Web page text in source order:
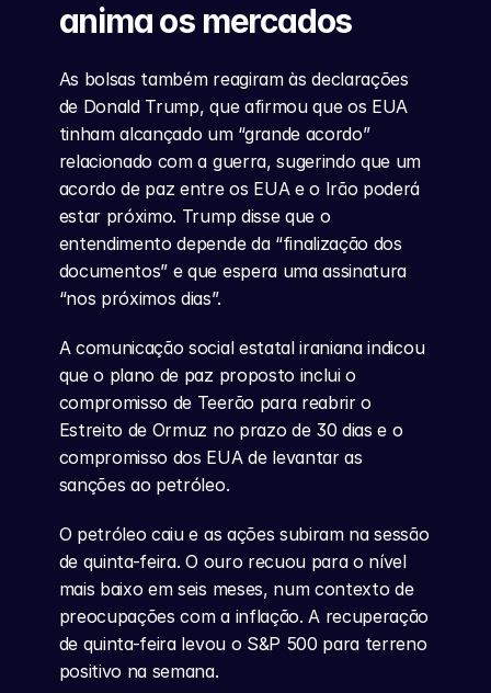
anima os mercados
As bolsas também reagiram às declarações
de Donald Trump, que afirmou que os EUA
tinham alcançado um “grande acordo”
relacionado com a guerra, sugerindo que um
acordo de paz entre os EUA e o Irão poderá
estar próximo. Trump disse que o
entendimento depende da “finalização dos
documentos” e que espera uma assinatura
“nos próximos dias”.
A comunicação social estatal iraniana indicou
que o plano de paz proposto inclui o
compromisso de Teerão para reabrir o
Estreito de Ormuz no prazo de 30 dias e o
compromisso dos EUA de levantar as
sanções ao petróleo.
O petróleo caiu e as ações subiram na sessão
de quinta-feira. O ouro recuou para o nível
mais baixo em seis meses, num contexto de
preocupações com a inflação. A recuperação
de quinta-feira levou o S&P 500 para terreno
positivo na semana.